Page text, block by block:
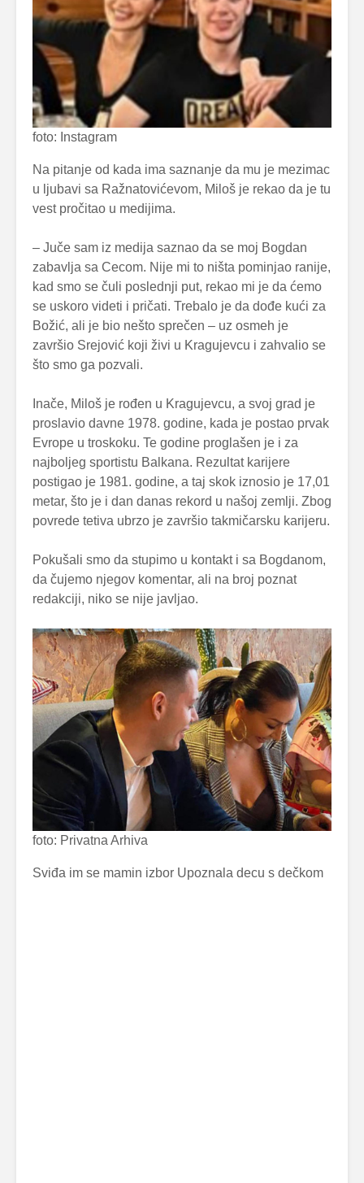
foto: Instagram
Na pitanje od kada ima saznanje da mu je mezimac
u ljubavi sa Ražnatovićevom, Miloš je rekao da je tu
vest pročitao u medijima.
– Juče sam iz medija saznao da se moj Bogdan
zabavlja sa Cecom. Nije mi to ništa pominjao ranije,
kad smo se čuli poslednji put, rekao mi je da ćemo
se uskoro videti i pričati. Trebalo je da dođe kući za
Božić, ali je bio nešto sprečen – uz osmeh je
završio Srejović koji živi u Kragujevcu i zahvalio se
što smo ga pozvali.
Inače, Miloš je rođen u Kragujevcu, a svoj grad je
proslavio davne 1978. godine, kada je postao prvak
Evrope u troskoku. Te godine proglašen je i za
najboljeg sportistu Balkana. Rezultat karijere
postigao je 1981. godine, a taj skok iznosio je 17,01
metar, što je i dan danas rekord u našoj zemlji. Zbog
povrede tetiva ubrzo je završio takmičarsku karijeru.
Pokušali smo da stupimo u kontakt i sa Bogdanom,
da čujemo njegov komentar, ali na broj poznat
redakciji, niko se nije javljao.
foto: Privatna Arhiva
Sviđa im se mamin izbor Upoznala decu s dečkom